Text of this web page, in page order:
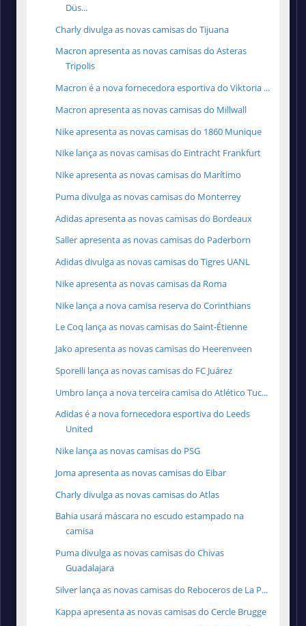
Düs...
Charly divulga as novas camisas do Tijuana
Macron apresenta as novas camisas do Asteras
Tripolis
Macron é a nova fornecedora esportiva do Viktoria ...
Macron apresenta as novas camisas do Millwall
Nike apresenta as novas camisas do 1860 Munique
Nike lança as novas camisas do Eintracht Frankfurt
Nike apresenta as novas camisas do Marítimo
Puma divulga as novas camisas do Monterrey
Adidas apresenta as novas camisas do Bordeaux
Saller apresenta as novas camisas do Paderborn
Adidas divulga as novas camisas do Tigres UANL
Nike apresenta as novas camisas da Roma
Nike lança a nova camisa reserva do Corinthians
Le Coq lança as novas camisas do Saint-Étienne
Jako apresenta as novas camisas do Heerenveen
Sporelli lança as novas camisas do FC Juárez
Umbro lança a nova terceira camisa do Atlético Tuc...
Adidas é a nova fornecedora esportiva do Leeds
United
Nike lança as novas camisas do PSG
Joma apresenta as novas camisas do Eibar
Charly divulga as novas camisas do Atlas
Bahia usará máscara no escudo estampado na
camisa
Puma divulga as novas camisas do Chivas
Guadalajara
Silver lança as novas camisas do Reboceros de La P...
Kappa apresenta as novas camisas do Cercle Brugge